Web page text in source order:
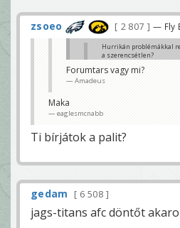
zsoeo 2 807 — Fly
Hurrikán problémákkal
a szerencsétlen?
nyugoggyá le wolfgang
Forumtars vagy mi?
Amadeus
Maka
eaglesmcnabb
Ti bírjátok a palit?
gedam 6 508
jags-titans afc döntőt